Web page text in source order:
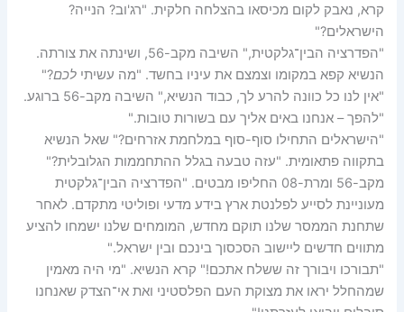
קרא, נאבק לקום מכיסאו בהצלחה חלקית. "רג'וב? הנייה?
הישראלים?"
"הפדרציה הבין־גלקטית," השיבה מקב-56, ושינתה את צורתה.
הנשיא קפא במקומו וצמצם את עיניו בחשד. "מה עשיתילכם?"
"אין לנו כל כוונה להרע לך, כבוד הנשיא," השיבה מקב-56 ברוגע.
"להפך – אנחנו באים אליך עם בשורות טובות."
"הישראלים התחילו סוף-סוף במלחמת אזרחים?" שאל הנשיא
בתקווה פתאומית. "עזה טבעה בגלל ההתחממות הגלובלית?"
מקב-56 ומרת-08 החליפו מבטים. "הפדרציה הבין־גלקטית
מעוניינת לסייע לפלנטת ארץ בידע מדעי ופוליטי מתקדם. לאחר
שתחנת הממסר שלנו תוקם מחדש, המומחים שלנו ישמחו להציע
מתווים חדשים ליישוב הסכסוך בינכם ובין ישראל."
"תבורכו ויבורך זה ששלח אתכם!" קרא הנשיא. "מי היה מאמין
שמהחלל יראו את מצוקת העם הפלסטיני ואת אי־הצדק שאנחנו